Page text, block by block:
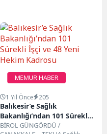
MEMUR HABER
1 Yıl Önce 205
Balıkesir’e Sağlık
Bakanlığı’ndan 101 Sürekli
İşçi ve 48 Yeni Hekim
BİROL GÜNGÖRDÜ /